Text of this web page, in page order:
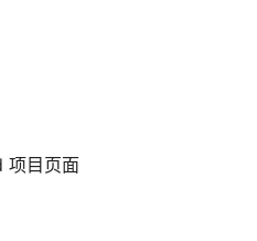
项目页面